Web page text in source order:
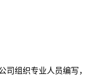
司组织专业人员编写，